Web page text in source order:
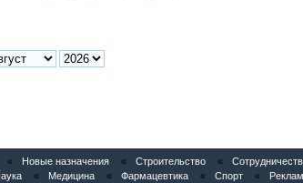
« Новые назначения « Строительство «
« Медицина « Фармацевтика « Спорт «